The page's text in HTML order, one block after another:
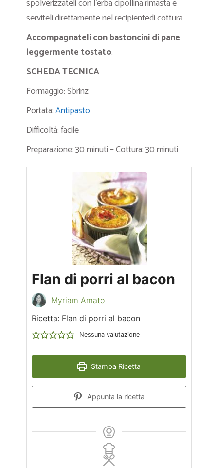
spolverizzateli con l’erba cipollina rimasta e
serviteli direttamente nel recipientedi cottura.
Accompagnateli con bastoncini di pane
leggermente tostato.
SCHEDA TECNICA
Formaggio: Sbrinz
Portata:Antipasto
Difficoltà: facile
Preparazione: 30 minuti – Cottura: 30 minuti
Flan di porri al bacon
Myriam Amato
Ricetta: Flan di porri al bacon
Nessuna valutazione
Stampa Ricetta
Appunta la ricetta